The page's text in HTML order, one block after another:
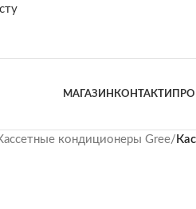
МАГАЗИН КОНТАКТИ
кондиционеры Gree/